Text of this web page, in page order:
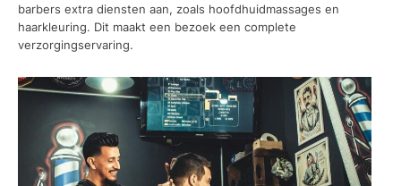
barbers extra diensten aan, zoals hoofdhuidmassages en
haarkleuring. Dit maakt een bezoek een complete
verzorgingservaring.